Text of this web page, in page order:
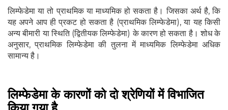
लिम्फेडेमा या तो प्राथमिक या माध्यमिक हो सकता है। जिसका अर्थ है, कि
यह अपने आप ही प्रकट हो सकता है (प्राथमिक लिम्फेडेमा), या यह किसी
अन्य बीमारी या स्थिति (द्वितीयक लिम्फेडेमा) के कारण हो सकता है। शोध के
अनुसार, प्राथमिक लिम्फेडेमा की तुलना में माध्यमिक लिम्फेडेमा अधिक
सामान्य है।
लिम्फेडेमा के कारणों को दो श्रेणियों में विभाजित